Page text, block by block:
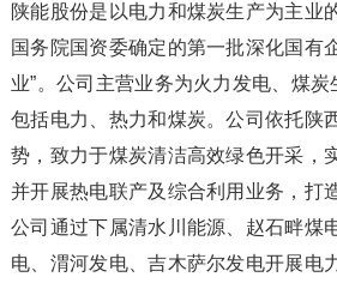
陕能股份是以电力和煤炭生产为主业
国务院国资委确定的第一批深化国有
业”。公司主营业务为火力发电、煤
包括电力、热力和煤炭。公司依托陕
势，致力于煤炭清洁高效绿色开采，
并开展热电联产及综合利用业务，打
公司通过下属清水川能源、赵石畔煤
电、渭河发电、吉木萨尔发电开展电